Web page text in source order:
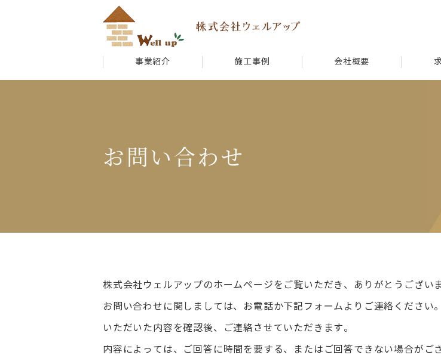
事業紹介 施工事例 会社概要
お問い合わせ
株式会社ウェルアップのホームページをご覧いただき、ありがとうございま
お問い合わせに関しましては、お電話か下記フォームよりご連絡ください。
いただいた内容を確認後、ご連絡させていただきます。
内容によっては、ご回答に時間を要する、またはご回答できない場合がご